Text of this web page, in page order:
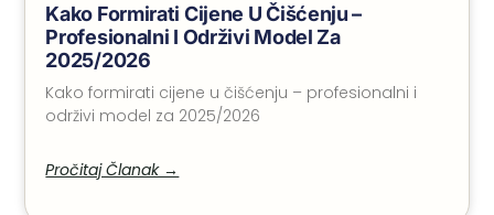
Kako Formirati Cijene U Čišćenju –
Profesionalni I Održivi Model Za
2025/2026
Kako formirati cijene u čišćenju – profesionalni i
održivi model za 2025/2026
Pročitaj Članak →